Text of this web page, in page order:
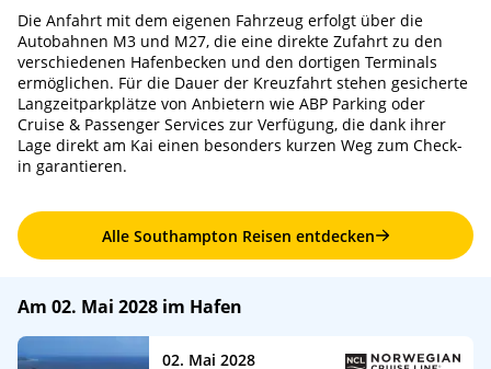
Die Anfahrt mit dem eigenen Fahrzeug erfolgt über die
Autobahnen M3 und M27, die eine direkte Zufahrt zu den
verschiedenen Hafenbecken und den dortigen Terminals
ermöglichen. Für die Dauer der Kreuzfahrt stehen gesicherte
Langzeitparkplätze von Anbietern wie ABP Parking oder
Cruise & Passenger Services zur Verfügung, die dank ihrer
Lage direkt am Kai einen besonders kurzen Weg zum Check-
in garantieren.
Alle Southampton Reisen entdecken
Am 02. Mai 2028 im Hafen
02. Mai 2028